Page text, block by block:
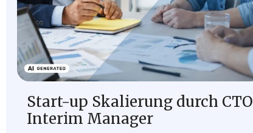
Start-up Skalierung durch CTO
Interim Manager